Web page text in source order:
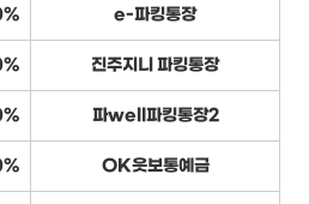
e-파킹통장
진주지니 파킹통장
파well파킹통장2
OK읏보통예금